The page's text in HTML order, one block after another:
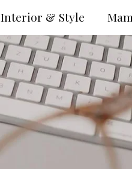
Interior & Style